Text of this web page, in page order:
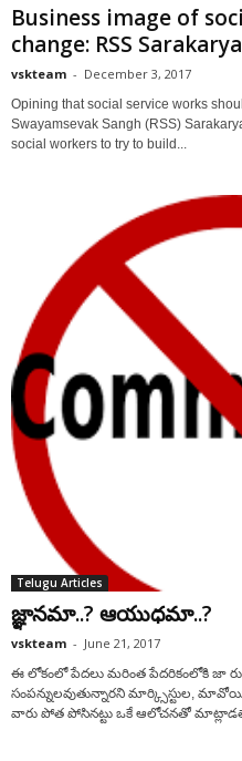
Business image of
change: RSS
vskteam - December 3, 2017
Opining that social service works
Swayamsevak Sangh (RSS)
social workers to try to build...
Telugu Articles
జ్ఞానమా..? ఆయుధమా..?
vskteam - June 21, 2017
ఈ లోకంలో పేదలు మరింత పేదరికంలోకి జా
సంపన్నులవుతున్నారని మార్క్సిస్టుల,
వారు పోత పోసినట్టు ఒకే ఆలోచనతో